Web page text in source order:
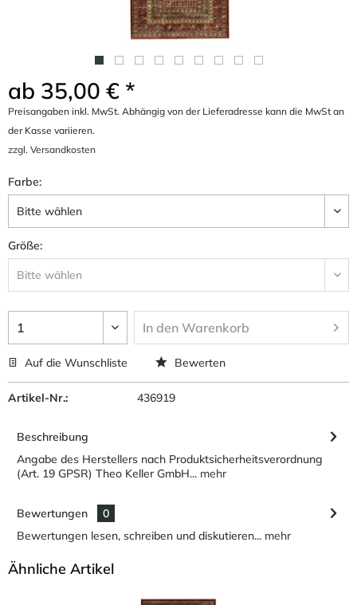
ab 35,00 € *
Preisangaben inkl. MwSt. Abhängig von der Lieferadresse kann die MwSt an
der Kasse variieren.
zzgl. Versandkosten
Farbe:
Größe:
In den Warenkorb
Auf die Wunschliste Bewerten
Artikel-Nr.: 436919
Beschreibung
Angabe des Herstellers nach Produktsicherheitsverordnung
(Art. 19 GPSR) Theo Keller GmbH... mehr
Bewertungen
0
Bewertungen lesen, schreiben und diskutieren... mehr
Ähnliche Artikel